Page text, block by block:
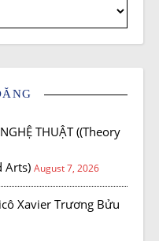
THUẬT ((Theory
Arts) August 7, 2026
Xavier Trương Bửu